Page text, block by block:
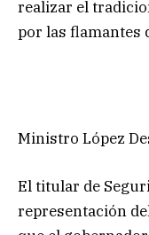
realizar el
por las flamantes
Ministro López
El titular de
representación